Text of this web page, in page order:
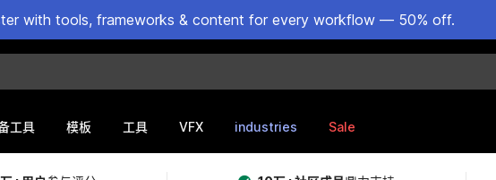
with tools, frameworks & content for every workflow — 50% off.
工具 模板 工具 VFX industries Sale